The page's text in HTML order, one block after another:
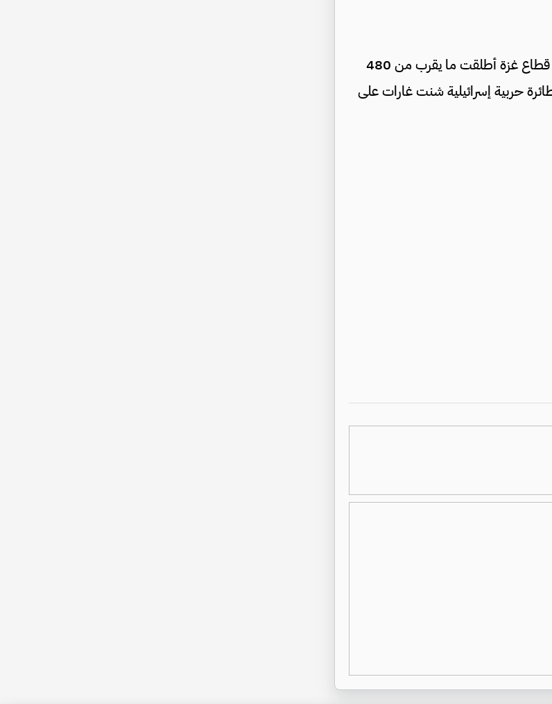
وقالت سلطات الاحتلال الإسرائيلي إن الفصائل الفلسطينية في قطاع غزة أطلقت ما يقرب من 480
حيث تم اعتراض حوالي 200 منها. وأضافت أن 80 طائرة حربية إسرائيلية شنت غارات على